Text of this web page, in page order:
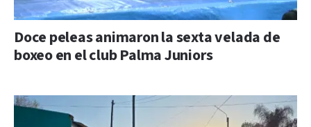
Doce peleas animaron la sexta velada de
boxeo en el club Palma Juniors